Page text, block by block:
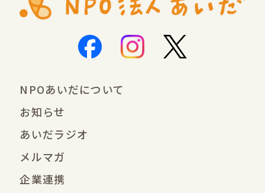
NPOあいだについて
お知らせ
あいだラジオ
メルマガ
企業連携